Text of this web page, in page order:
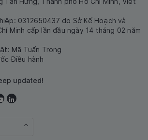
0312650437 do Sở Kế Hoạch và
Minh cấp lần đầu ngày 14 tháng 02 năm
Mã Tuấn Trọng
Điều hành
updated!